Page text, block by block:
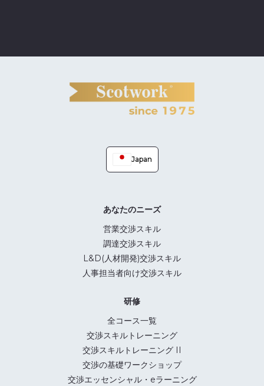
Japan
あなたのニーズ
営業交渉スキル
調達交渉スキル
L&D(人材開発)交渉スキル
人事担当者向け交渉スキル
研修
全コース一覧
交渉スキルトレーニング
交渉スキルトレーニング II
交渉の基礎ワークショップ
交渉エッセンシャル・eラーニング